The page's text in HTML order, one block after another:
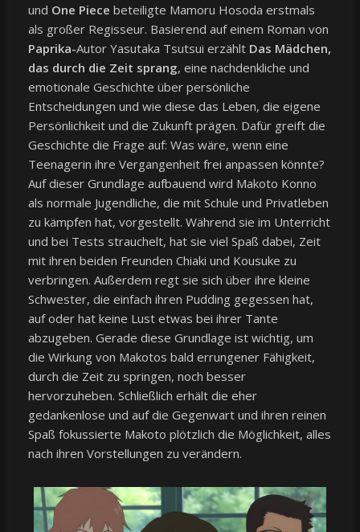
und One Piece beteiligte Mamoru Hosoda erstmals
als großer Regisseur. Basierend auf einem Roman von
Paprika-Autor Yasutaka Tsutsui erzählt Das Mädchen,
das durch die Zeit sprang, eine nachdenkliche und
emotionale Geschichte über persönliche
Entscheidungen und wie diese das Leben, die eigene
Persönlichkeit und die Zukunft prägen. Dafür greift die
Geschichte die Frage auf: Was wäre, wenn eine
Teenagerin ihre Vergangenheit frei anpassen könnte?
Auf dieser Grundlage aufbauend wird Makoto Konno
als normale Jugendliche, die mit Schule und Privatleben
zu kämpfen hat, vorgestellt. Während sie im Unterricht
und bei Tests strauchelt, hat sie viel Spaß dabei, Zeit
mit ihren beiden Freunden Chiaki und Kousuke zu
verbringen. Außerdem regt sie sich über ihre kleine
Schwester, die einfach ihren Pudding gegessen hat,
auf oder hat keine Lust etwas bei ihrer Tante
abzugeben. Gerade diese Grundlage ist wichtig, um
die Wirkung von Makotos bald errungener Fähigkeit,
durch die Zeit zu springen, noch besser
hervorzuheben. Schließlich erhält die eher
gedankenlose und auf die Gegenwart und ihren reinen
Spaß fokussierte Makoto plötzlich die Möglichkeit, alles
nach ihren Vorstellungen zu verändern.